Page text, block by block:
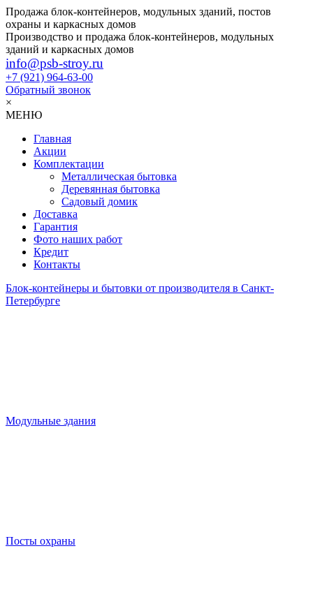
Продажа блок-контейнеров, модульных зданий, постов
охраны и каркасных домов
Производство и продажа блок-контейнеров, модульных
зданий и каркасных домов
info@psb-stroy.ru
+7 (921) 964-63-00
Обратный звонок
×
МЕНЮ
Главная
Акции
Комплектации
Металлическая бытовка
Деревянная бытовка
Садовый домик
Доставка
Гарантия
Фото наших работ
Кредит
Контакты
Блок-контейнеры и бытовки от производителя в Санкт-
Петербурге
Модульные здания
Посты охраны